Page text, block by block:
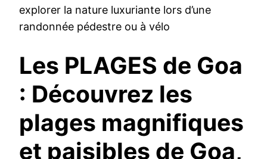
explorer la nature luxuriante lors d’une
randonnée pédestre ou à vélo
Les PLAGES de Goa
: Découvrez les
plages magnifiques
et paisibles de Goa,